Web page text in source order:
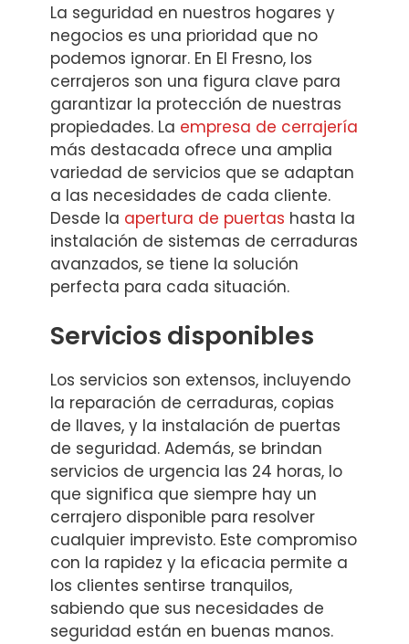
La seguridad en nuestros hogares y
negocios es una prioridad que no
podemos ignorar. En El Fresno, los
cerrajeros son una figura clave para
garantizar la protección de nuestras
propiedades. La empresa de cerrajería
más destacada ofrece una amplia
variedad de servicios que se adaptan
a las necesidades de cada cliente.
Desde la apertura de puertas hasta la
instalación de sistemas de cerraduras
avanzados, se tiene la solución
perfecta para cada situación.
Servicios disponibles
Los servicios son extensos, incluyendo
la reparación de cerraduras, copias
de llaves, y la instalación de puertas
de seguridad. Además, se brindan
servicios de urgencia las 24 horas, lo
que significa que siempre hay un
cerrajero disponible para resolver
cualquier imprevisto. Este compromiso
con la rapidez y la eficacia permite a
los clientes sentirse tranquilos,
sabiendo que sus necesidades de
seguridad están en buenas manos.